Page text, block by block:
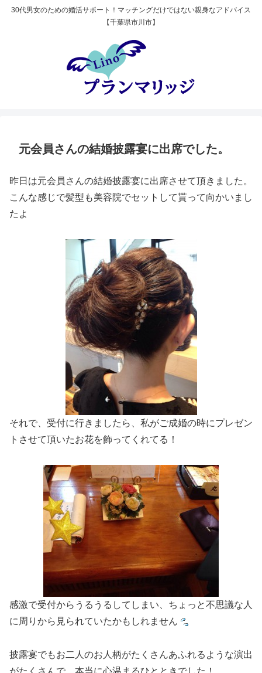
30代男女のための婚活サポート！マッチングだけではない親身なアドバイス
【千葉県市川市】
元会員さんの結婚披露宴に出席でした。
昨日は元会員さんの結婚披露宴に出席させて頂きました。
こんな感じで髪型も美容院でセットして貰って向かいまし
たよ
それで、受付に行きましたら、私がご成婚の時にプレゼン
トさせて頂いたお花を飾ってくれてる！
感激で受付からうるうるしてしまい、ちょっと不思議な人
に周りから見られていたかもしれません
披露宴でもお二人のお人柄がたくさんあふれるような演出
がたくさんで、本当に心温まるひとときでした！